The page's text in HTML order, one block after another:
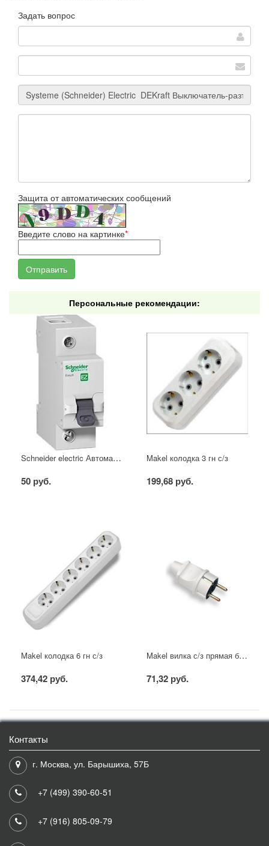
Задать вопрос
Защита от автоматических сообщений
Введите слово на картинке*
Персональные рекомендации:
Schneider electric Автоматический выключатель 1/40А
50 руб.
Makel колодка 3 гн с/з
199,68 руб.
Makel колодка 6 гн с/з
374,42 руб.
Makel вилка с/з прямая белая
71,32 руб.
Контакты
г. Москва, ул. Барышиха, 57Б
+7 (499) 390-60-51
+7 (916) 805-09-79